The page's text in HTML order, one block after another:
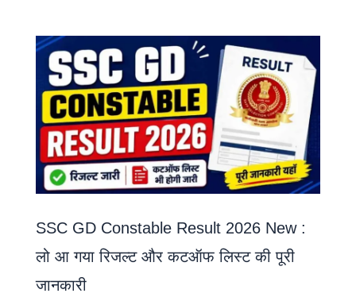
SSC GD Constable Result 2026 New :
लो आ गया रिजल्ट और कटऑफ लिस्ट की पूरी
जानकारी